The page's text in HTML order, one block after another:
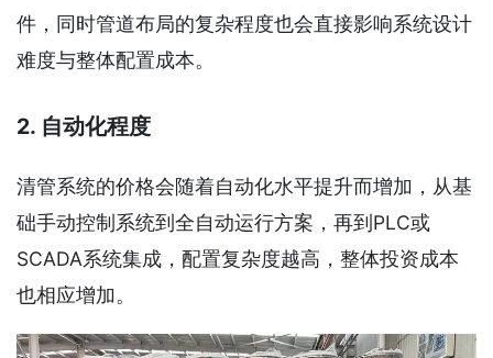
件，同时管道布局的复杂程度也会直接影响系统设计
难度与整体配置成本。
2. 自动化程度
清管系统的价格会随着自动化水平提升而增加，从基
础手动控制系统到全自动运行方案，再到PLC或
SCADA系统集成，配置复杂度越高，整体投资成本
也相应增加。